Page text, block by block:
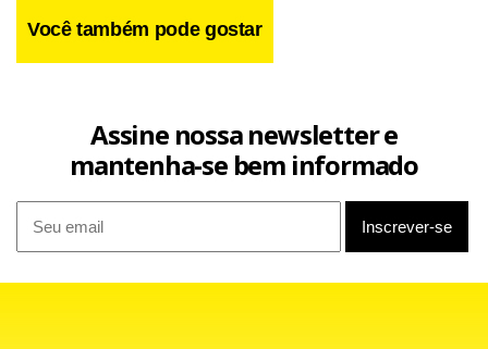
Você também pode gostar
Assine nossa newsletter e
mantenha-se bem informado